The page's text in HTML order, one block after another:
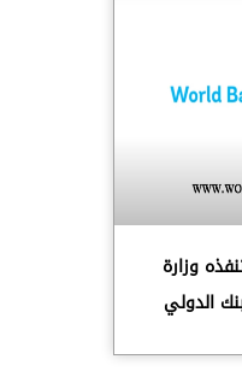
وزارة
الدولي